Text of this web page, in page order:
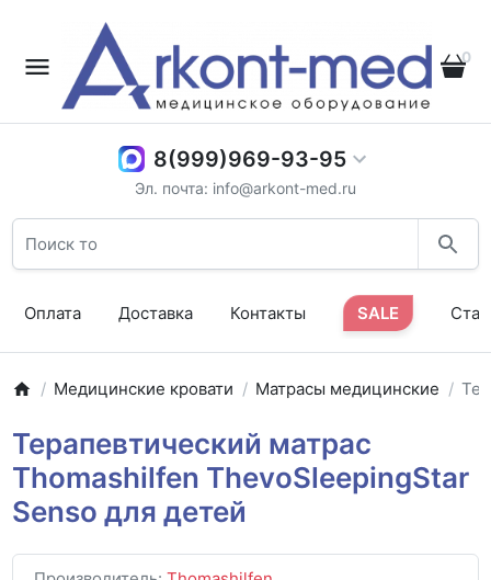
0
8(999)969-93-95
Эл. почта: info@arkont-med.ru
Оплата Доставка Контакты SALE
Медицинские кровати Матрасы медицинские
Терапевтический матрас
Thomashilfen ThevoSleepingStar
Senso для детей